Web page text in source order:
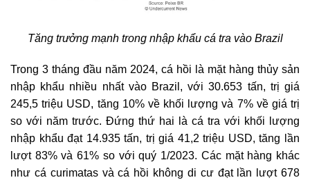
Tăng trưởng mạnh trong nhập khẩu cá tra vào Brazil
Trong 3 tháng đầu năm 2024, cá hồi là mặt hàng thủy sản
nhập khẩu nhiều nhất vào Brazil, với 30.653 tấn, trị giá
245,5 triệu USD, tăng 10% về khối lượng và 7% về giá trị
so với năm trước. Đứng thứ hai là cá tra với khối lượng
nhập khẩu đạt 14.935 tấn, trị giá 41,2 triệu USD, tăng lần
lượt 83% và 61% so với quý 1/2023. Các mặt hàng khác
như cá curimatas và cá hồi không di cư đạt lần lượt 678